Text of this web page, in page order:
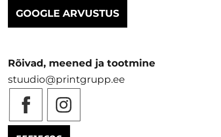
GOOGLE ARVUSTUS
Rõivad, meened ja tootmine
stuudio@printgrupp.ee